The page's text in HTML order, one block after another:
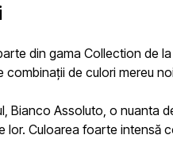
din gama Collection de la
de culori mereu
Bianco Assoluto, o nuanta
lor. Culoarea foarte